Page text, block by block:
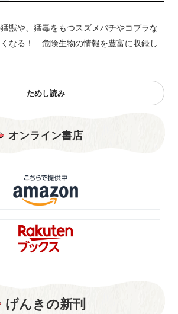
獣や、猛毒をもつスズメバチやコブラな
なる！ 危険生物の情報を豊富に収録し
ためし読み
オンライン書店
げんきの新刊